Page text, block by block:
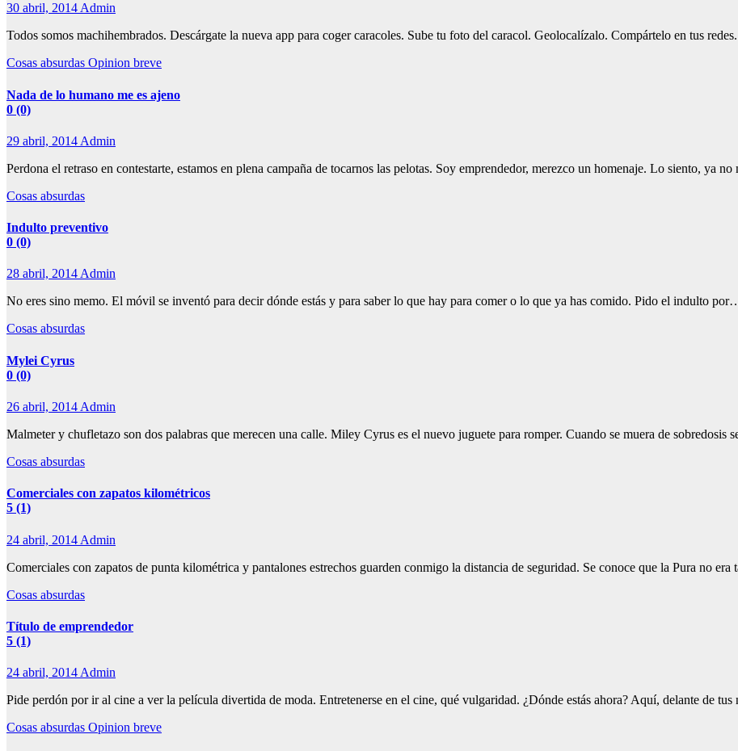
30 abril, 2014Admin
Todos somos machihembrados. Descárgate la nueva app para coger caracoles. Sube tu foto del caracol. Geolocalízalo. Compártelo en tus
Cosas absurdas Opinion breve
Nada de lo humano me es ajeno
0 (0)
29 abril, 2014 Admin
Perdona el retraso en contestarte, estamos en plena campaña de tocarnos las pelotas. Soy emprendedor, merezco un homenaje. Lo siento, ya
Cosas absurdas
Indulto preventivo
0 (0)
28 abril, 2014Admin
No eres sino memo. El móvil se inventó para decir dónde estás y para saber lo que hay para comer o lo que ya has comido. Pido el indulto
Cosas absurdas
Mylei Cyrus
0 (0)
26 abril, 2014 Admin
Malmeter y chufletazo son dos palabras que merecen una calle. Miley Cyrus es el nuevo juguete para romper. Cuando se muera de sobredosis
Cosas absurdas
Comerciales con zapatos kilométricos
5 (1)
24 abril, 2014 Admin
Comerciales con zapatos de punta kilométrica y pantalones estrechos guarden conmigo la distancia de seguridad. Se conoce que la Pura no
Cosas absurdas
Título de emprendedor
5 (1)
24 abril, 2014 Admin
Pide perdón por ir al cine a ver la película divertida de moda. Entretenerse en el cine, qué vulgaridad. ¿Dónde estás ahora? Aquí, delante de
Cosas absurdas Opinion breve